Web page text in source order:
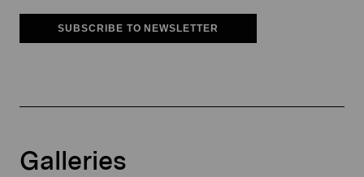
SUBSCRIBE TO NEWSLETTER
Galleries